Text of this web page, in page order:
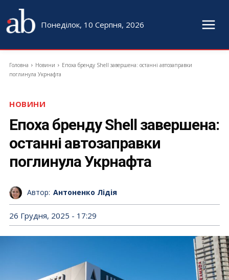
Понеділок, 10 Серпня, 2026
Головна Новини
Епоха бренду Shell завершена: останні автозаправки
поглинула Укрнафта
НОВИНИ
Епоха бренду Shell завершена:
останні автозаправки
поглинула Укрнафта
Автор: Антоненко Лідія
26 Грудня, 2025 - 17:29